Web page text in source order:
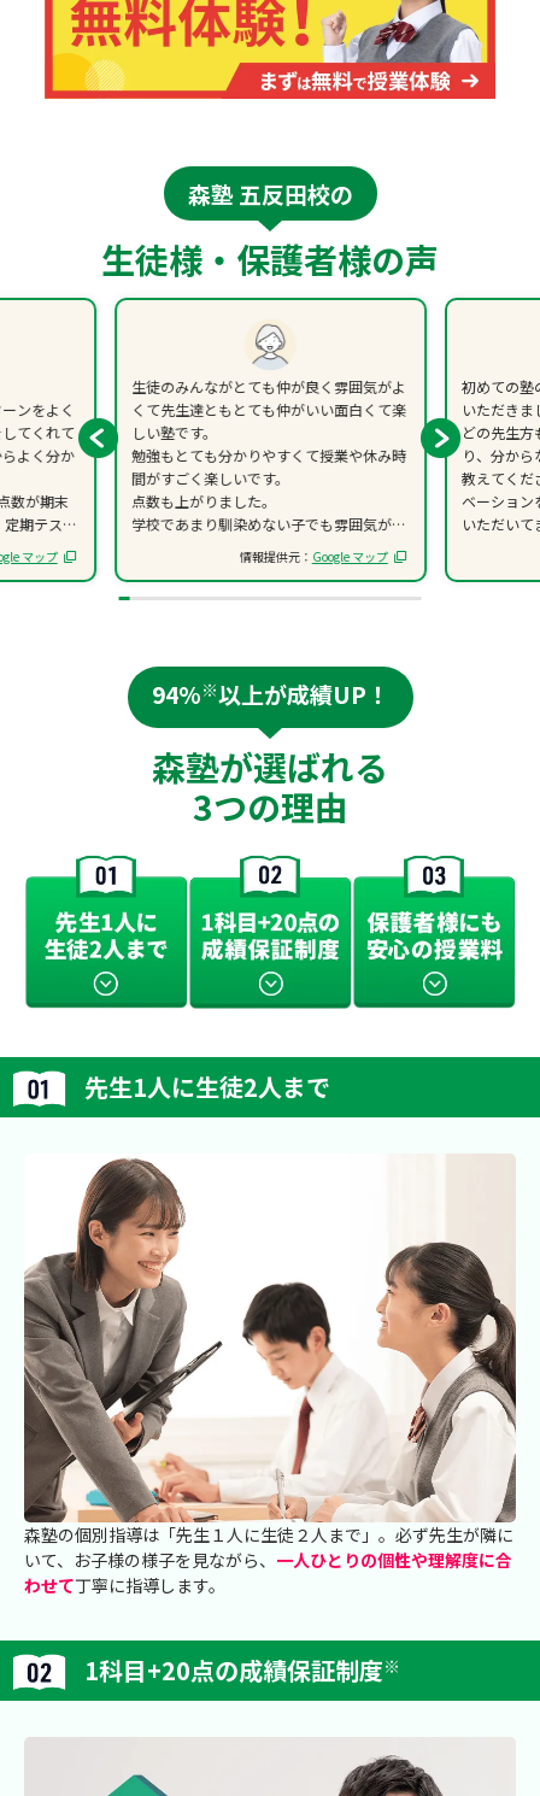
森塾 五反田校の
生徒様・保護者様の声
ンをよく
てくれて
よく分か
数が期末
期テスト
と安心し
マップ
生徒のみんながとても仲が良く雰囲気がよ
くて先生達ともとても仲がいい面白くて楽
しい塾です。
勉強もとても分かりやすくて授業や休み時
間がすごく楽しいです。
点数も上がりました。
学校であまり馴染めない子でも雰囲気が良
いので、すぐ友達になれます。
情報提供元： Google マップ
初めての塾
いただきま
どの先生
り、分か
教えてくだ
ベーション
いただいて
94%※以上が成績UP！
森塾が選ばれる
3つの理由
先生1人に生徒2人まで
森塾の個別指導は「先生１人に生徒２人まで」。必ず先生が隣に
いて、お子様の様子を見ながら、 一人ひとりの個性や理解度に合
わせて丁寧に指導します。
1科目+20点の成績保証制度※